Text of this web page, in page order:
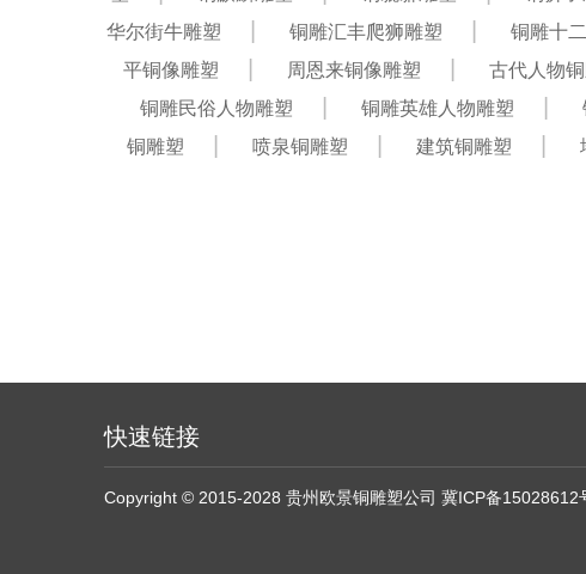
华尔街牛雕塑
铜雕汇丰爬狮雕塑 铜雕十
平铜像雕塑
周恩来铜像雕塑 古代人物
铜雕民俗人物雕塑
铜雕英雄人物雕塑
铜雕塑
喷泉铜雕塑 建筑铜雕塑
快速链接
Copyright © 2015-2028 贵州欧景铜雕塑公司 冀ICP备15028612